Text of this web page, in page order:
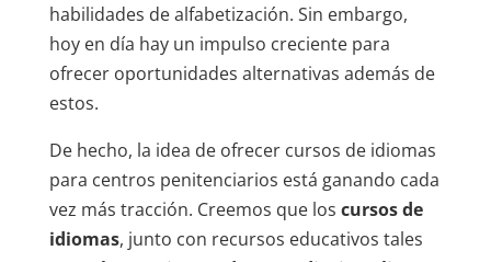
habilidades de alfabetización. Sin embargo,
hoy en día hay un impulso creciente para
ofrecer oportunidades alternativas además de
estos.
De hecho, la idea de ofrecer cursos de idiomas
para centros penitenciarios está ganando cada
vez más tracción. Creemos que los cursos de
idiomas, junto con recursos educativos tales